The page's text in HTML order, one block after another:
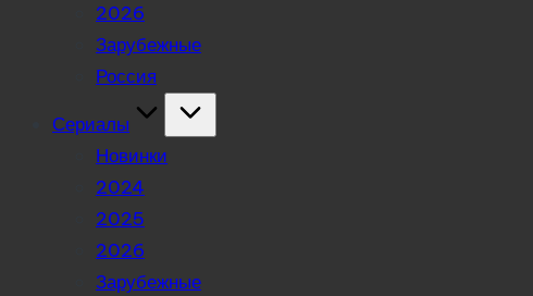
2026
Зарубежные
Россия
Сериалы
Новинки
2024
2025
2026
Зарубежные